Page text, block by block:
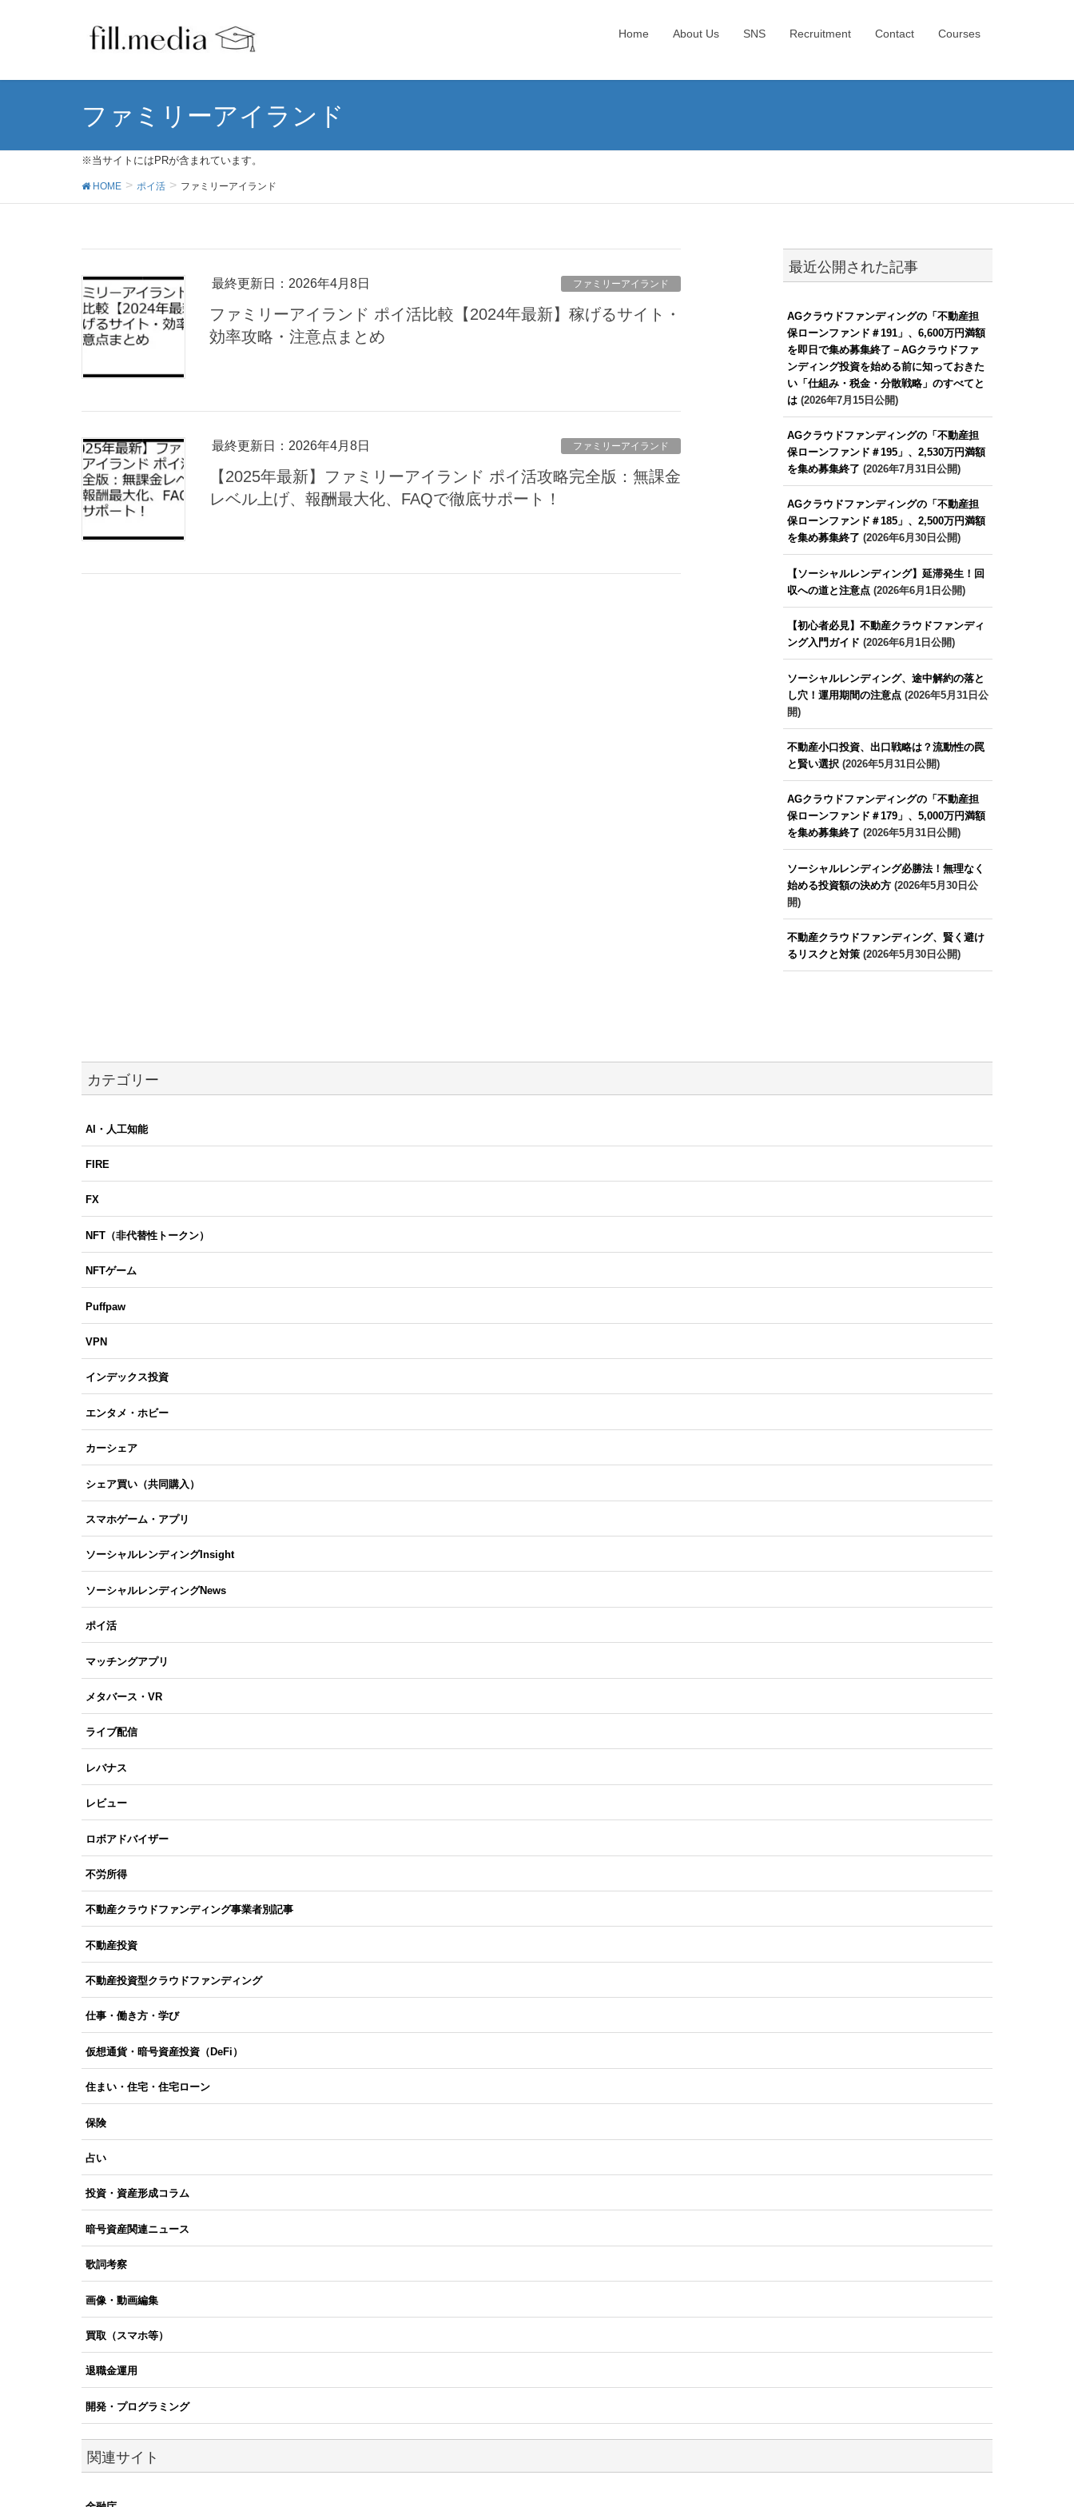
Home About Us SNS Recruitment Contact Courses
ファミリーアイランド
※当サイトにはPRが含まれています。
HOME ポイ活 ファミリーアイランド
最終更新日：2026年4月8日 ファミリーアイランド
ファミリーアイランド ポイ活比較【2024年最新】稼げるサイト・
効率攻略・注意点まとめ
最終更新日：2026年4月8日 ファミリーアイランド
【2025年最新】ファミリーアイランド ポイ活攻略完全版：無課金
レベル上げ、報酬最大化、FAQで徹底サポート！
最近公開された記事
AGクラウドファンディングの「不動産担
保ローンファンド＃191」、6,600万円満額
を即日で集め募集終了－AGクラウドファ
ンディング投資を始める前に知っておきた
い「仕組み・税金・分散戦略」のすべてと
は(2026年7月15日公開)
AGクラウドファンディングの「不動産担
保ローンファンド＃195」、2,530万円満額
を集め募集終了 (2026年7月31日公開)
AGクラウドファンディングの「不動産担
保ローンファンド＃185」、2,500万円満額
を集め募集終了 (2026年6月30日公開)
【ソーシャルレンディング】延滞発生！回
収への道と注意点(2026年6月1日公開)
【初心者必見】不動産クラウドファンディ
ング入門ガイド (2026年6月1日公開)
ソーシャルレンディング、途中解約の落と
し穴！運用期間の注意点(2026年5月31日公
開)
不動産小口投資、出口戦略は？流動性の罠
と賢い選択(2026年5月31日公開)
AGクラウドファンディングの「不動産担
保ローンファンド＃179」、5,000万円満額
を集め募集終了 (2026年5月31日公開)
ソーシャルレンディング必勝法！無理なく
始める投資額の決め方(2026年5月30日公
開)
不動産クラウドファンディング、賢く避け
るリスクと対策(2026年5月30日公開)
カテゴリー
AI・人工知能
FIRE
FX
NFT（非代替性トークン）
NFTゲーム
Puffpaw
VPN
インデックス投資
エンタメ・ホビー
カーシェア
シェア買い（共同購入）
スマホゲーム・アプリ
ソーシャルレンディングInsight
ソーシャルレンディングNews
ポイ活
マッチングアプリ
メタバース・VR
ライブ配信
レバナス
レビュー
ロボアドバイザー
不労所得
不動産クラウドファンディング事業者別記事
不動産投資
不動産投資型クラウドファンディング
仕事・働き方・学び
仮想通貨・暗号資産投資（DeFi）
住まい・住宅・住宅ローン
保険
占い
投資・資産形成コラム
暗号資産関連ニュース
歌詞考察
画像・動画編集
買取（スマホ等）
退職金運用
開発・プログラミング
関連サイト